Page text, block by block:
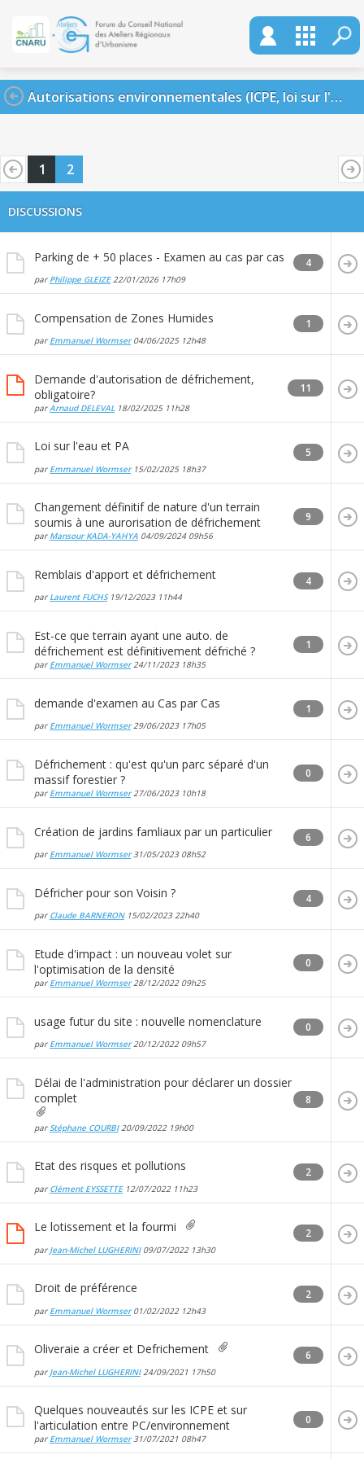
Autorisations environnementales (ICPE, loi sur l'eau, défrichement, etc.)
1 2
DISCUSSIONS
Parking de + 50 places - Examen au cas par cas
par Philippe GLEIZE22/01/2026 17h09
4
Compensation de Zones Humides
par Emmanuel Wormser04/06/2025 12h48
1
Demande d'autorisation de défrichement,
obligatoire?
par Arnaud DELEVAL 18/02/2025 11h28
11
Loi sur l'eau et PA
par Emmanuel Wormser15/02/2025 18h37
5
Changement définitif de nature d'un terrain
soumis à une aurorisation de défrichement
par Mansour KADA-YAHYA 04/09/2024 09h56
9
Remblais d'apport et défrichement
par Laurent FUCHS19/12/2023 11h44
4
Est-ce que terrain ayant une auto. de
défrichement est définitivement défriché ?
par Emmanuel Wormser24/11/2023 18h35
1
demande d'examen au Cas par Cas
par Emmanuel Wormser29/06/2023 17h05
1
Défrichement : qu'est qu'un parc séparé d'un
massif forestier ?
par Emmanuel Wormser27/06/2023 10h18
0
Création de jardins famliaux par un particulier
par Emmanuel Wormser31/05/2023 08h52
6
Défricher pour son Voisin ?
par Claude BARNERON15/02/202322h40
4
Etude d'impact : un nouveau volet sur
l'optimisation de la densité
par Emmanuel Wormser28/12/2022 09h25
0
usage futur du site : nouvelle nomenclature
par Emmanuel Wormser20/12/2022 09h57
0
Délai de l'administration pour déclarer un dossier
complet
par Stéphane COURBI20/09/2022 19h00
8
Etat des risques et pollutions
par Clément EYSSETTE12/07/2022 11h23
2
Le lotissement et la fourmi
par Jean-Michel LUGHERINI09/07/2022 13h30
2
Droit de préférence
par Emmanuel Wormser01/02/2022 12h43
2
Oliveraie a créer et Defrichement
par Jean-Michel LUGHERINI24/09/2021 17h50
6
Quelques nouveautés sur les ICPE et sur
l'articulation entre PC/environnement
par Emmanuel Wormser31/07/2021 08h47
0